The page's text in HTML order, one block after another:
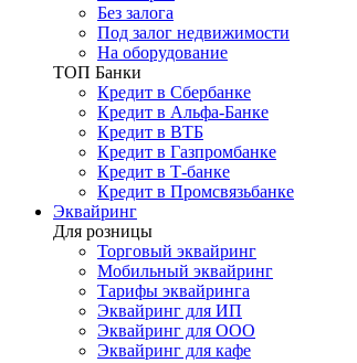
Без залога
Под залог недвижимости
На оборудование
ТОП Банки
Кредит в Сбербанке
Кредит в Альфа-Банке
Кредит в ВТБ
Кредит в Газпромбанке
Кредит в Т-банке
Кредит в Промсвязьбанке
Эквайринг
Для розницы
Торговый эквайринг
Мобильный эквайринг
Тарифы эквайринга
Эквайринг для ИП
Эквайринг для ООО
Эквайринг для кафе